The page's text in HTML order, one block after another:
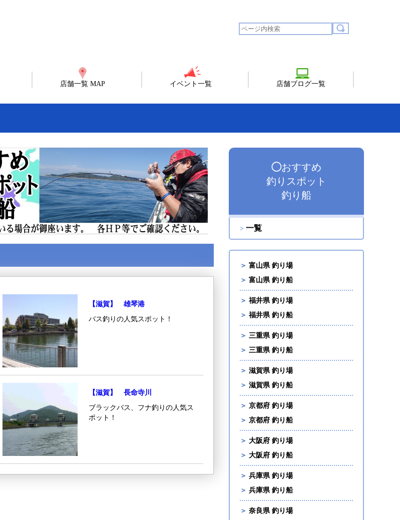
店舗一覧 MAP イベント一覧 店舗ブログ一覧
【滋賀】 雄琴港
バス釣りの人気スポット！
【滋賀】 長命寺川
ブラックバス、フナ釣りの人気ス
ポット！
◯おすすめ
釣りスポット
釣り船
一覧
＞ 富山県 釣り場
＞ 富山県 釣り船
＞ 福井県 釣り場
＞ 福井県 釣り船
＞ 三重県 釣り場
＞ 三重県 釣り船
＞ 滋賀県 釣り場
＞ 滋賀県 釣り船
＞ 京都府 釣り場
＞ 京都府 釣り船
＞ 大阪府 釣り場
＞ 大阪府 釣り船
＞ 兵庫県 釣り場
＞ 兵庫県 釣り船
＞ 奈良県 釣り場